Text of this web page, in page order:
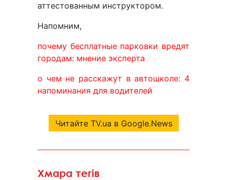
аттестованным инструктором.
Напомним,
почему бесплатные парковки вредят
городам: мнение эксперта
о чем не расскажут в автошколе: 4
напоминания для водителей
Читайте TV.ua в Google.News
Хмара тегів